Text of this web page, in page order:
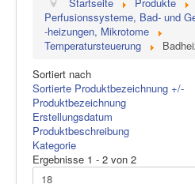
Produkte
Hersteller
Kontakt
Perfusionssysteme, Bad- und
-heizungen, Mikrotome
Temperatursteuerung
Sortiert nach
Sortierte Produktbezeichnung +/-
Produktbezeichnung
Erstellungsdatum
Produktbeschreibung
Kategorie
Ergebnisse 1 - 2 von 2